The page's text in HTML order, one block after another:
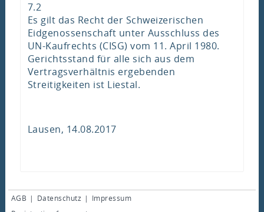
7.2
Es gilt das Recht der Schweizerischen
Eidgenossenschaft unter Ausschluss des
UN-Kaufrechts (CISG) vom 11. April 1980.
Gerichtsstand für alle sich aus dem
Vertragsverhältnis ergebenden
Streitigkeiten ist Liestal.
Lausen, 14.08.2017
AGB | Datenschutz |
Impressum